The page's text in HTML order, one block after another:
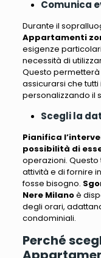
Comunica
Durante il
Appartamenti
esigenze
necessità di
Questo
assicurarsi che
personalizzando il
Scegli la
Pianifica
possibilità di
operazioni. Questo
attività e di fornire
fosse bisogno.
Nere Milanoè
degli orari,
condominiali.
Perché